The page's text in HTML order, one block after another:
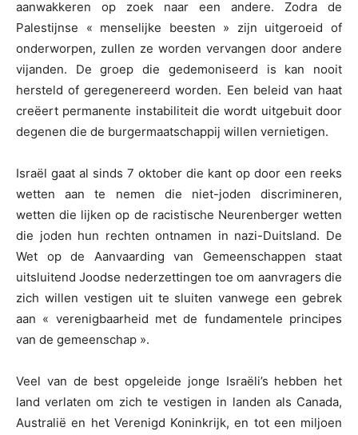
aanwakkeren op zoek naar een andere. Zodra de
Palestijnse « menselijke beesten » zijn uitgeroeid of
onderworpen, zullen ze worden vervangen door andere
vijanden. De groep die gedemoniseerd is kan nooit
hersteld of geregenereerd worden. Een beleid van haat
creëert permanente instabiliteit die wordt uitgebuit door
degenen die de burgermaatschappij willen vernietigen.
Israël gaat al sinds 7 oktober die kant op door een reeks
wetten aan te nemen die niet-joden discrimineren,
wetten die lijken op de racistische Neurenberger wetten
die joden hun rechten ontnamen in nazi-Duitsland. De
Wet op de Aanvaarding van Gemeenschappen staat
uitsluitend Joodse nederzettingen toe om aanvragers die
zich willen vestigen uit te sluiten vanwege een gebrek
aan « verenigbaarheid met de fundamentele principes
van de gemeenschap ».
Veel van de best opgeleide jonge Israëli’s hebben het
land verlaten om zich te vestigen in landen als Canada,
Australië en het Verenigd Koninkrijk, en tot een miljoen